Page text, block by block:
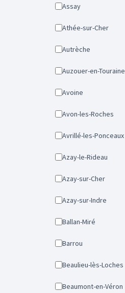
Assay
Athée-sur-Cher
Autrèche
Auzouer-en-Touraine
Avoine
Avon-les-Roches
Avrillé-les-Ponceaux
Azay-le-Rideau
Azay-sur-Cher
Azay-sur-Indre
Ballan-Miré
Barrou
Beaulieu-lès-Loches
Beaumont-en-Véron